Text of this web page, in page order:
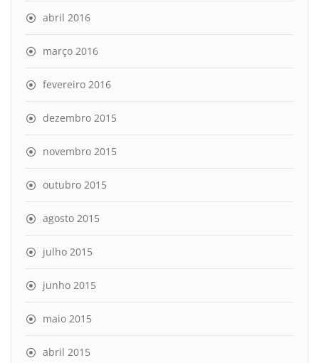
abril 2016
março 2016
fevereiro 2016
dezembro 2015
novembro 2015
outubro 2015
agosto 2015
julho 2015
junho 2015
maio 2015
abril 2015